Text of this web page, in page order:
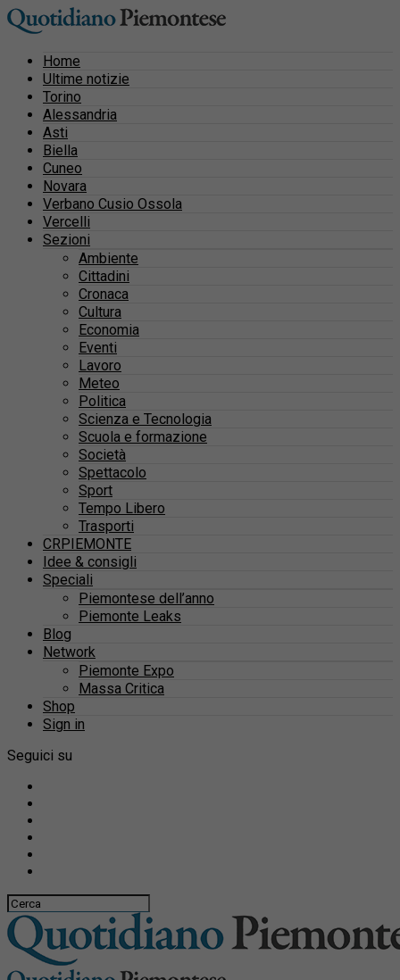
Home
Ultime notizie
Torino
Alessandria
Asti
Biella
Cuneo
Novara
Verbano Cusio Ossola
Vercelli
Sezioni
Ambiente
Cittadini
Cronaca
Cultura
Economia
Eventi
Lavoro
Meteo
Politica
Scienza e Tecnologia
Scuola e formazione
Società
Spettacolo
Sport
Tempo Libero
Trasporti
CRPIEMONTE
Idee & consigli
Speciali
Piemontese dell’anno
Piemonte Leaks
Blog
Network
Piemonte Expo
Massa Critica
Shop
Sign in
Seguici su